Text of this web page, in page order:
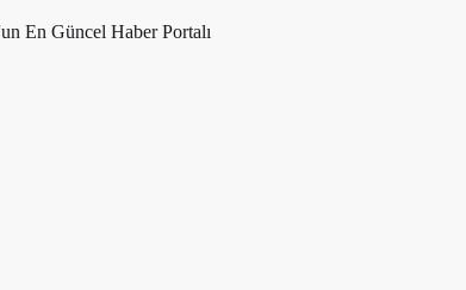
En Güncel Haber Portalı